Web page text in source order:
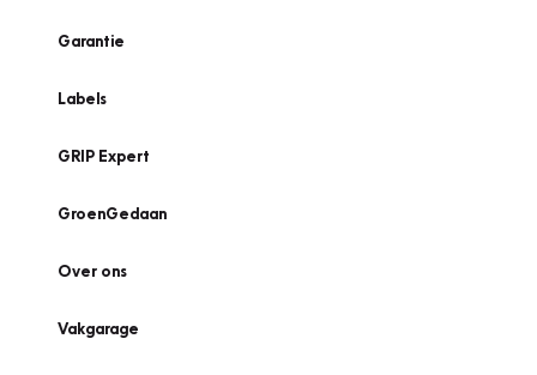
Garantie
Labels
GRIP Expert
GroenGedaan
Over ons
Vakgarage